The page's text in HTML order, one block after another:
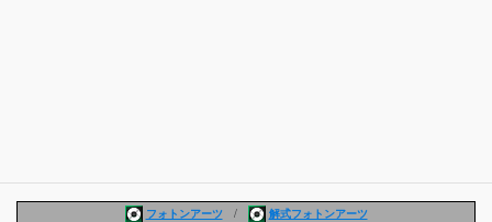
フォトンアーツ/
解式フォトンアーツ